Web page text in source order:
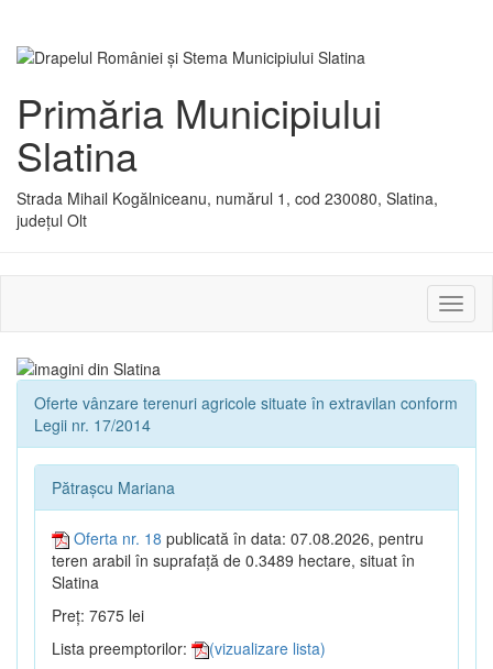
Primăria Municipiului
Slatina
Strada Mihail Kogălniceanu, numărul 1, cod 230080, Slatina,
județul Olt
sau
Oferte vânzare terenuri agricole situate în extravilan conform
Legii nr. 17/2014
Pătrașcu Mariana
Oferta nr. 18 publicată în data: 07.08.2026, pentru
teren arabil în suprafață de 0.3489 hectare, situat în
Slatina
Preț: 7675 lei
Lista preemptorilor:
(vizualizare lista)